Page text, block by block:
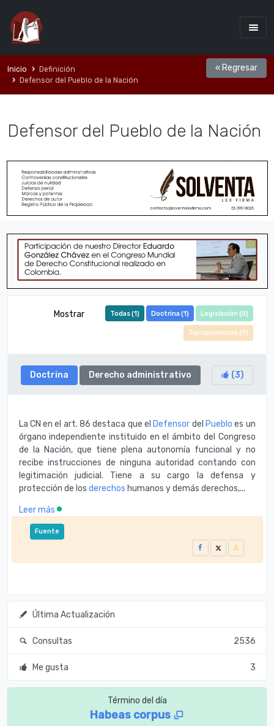
Inicio
Definición
Defensor del Pueblo de la Nación
« Regresar
Defensor del Pueblo de la Nación
Mostrar Todas (1) Doctrina (1) Legislación (0)
Jurisprudencia (0)
Doctrina Derecho administrativo (3)
La CN en el art. 86 destaca que el Defensor del Pueblo es un
órgano independiente instituido en el ámbito del Congreso
de la Nación, que tiene plena autonomía funcional y no
recibe instrucciones de ninguna autoridad contando con
legitimación judicial. Tiene a su cargo la defensa y
protección de los derechos humanos y demás derechos,...
Leer más
Fuente
Última Actualización
Consultas 2536
Me gusta 3
Término del día
Habeas corpus